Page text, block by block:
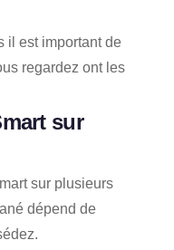
il est important de
regardez ont les
sur
sur plusieurs
dépend de